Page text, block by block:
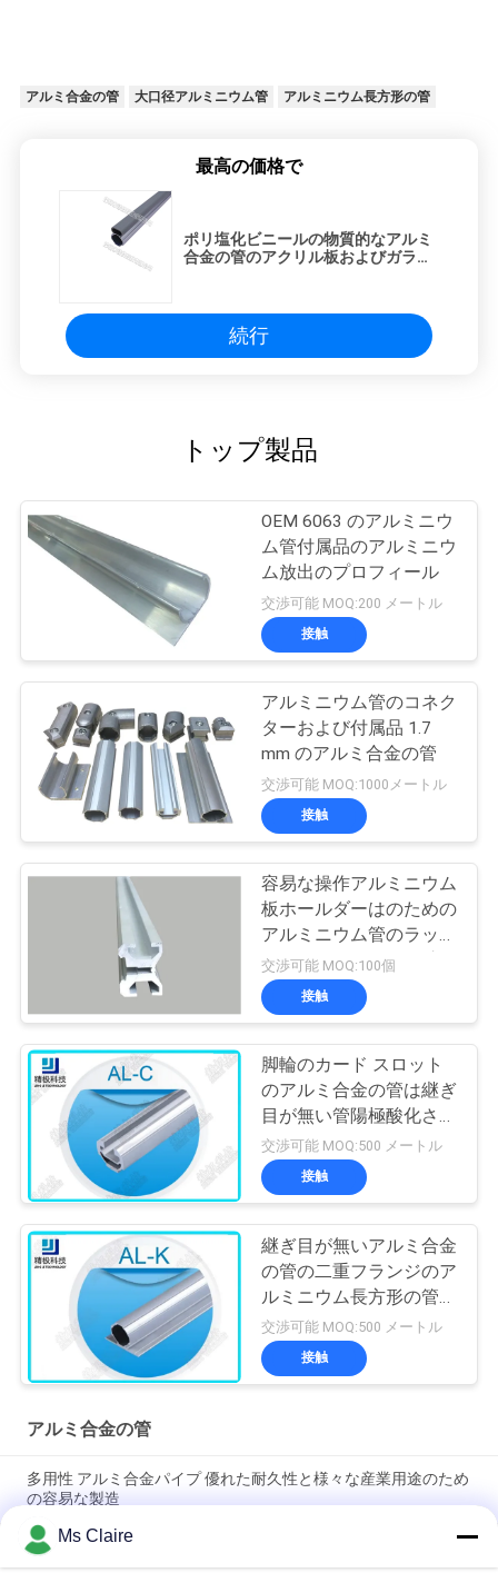
アルミ合金の管 大口径アルミニウム管 アルミニウム長方形の管
最高の価格で
ポリ塩化ビニールの物質的なアルミ
合金の管のアクリル板およびガラス
続行
トップ製品
OEM 6063 のアルミニウ
ム管付属品のアルミニウ
ム放出のプロフィール
交渉可能 MOQ:200 メートル
接触
アルミニウム管のコネク
ターおよび付属品 1.7
mm のアルミ合金の管
交渉可能 MOQ:1000メートル
接触
容易な操作アルミニウム
板ホールダーはのための
アルミニウム管のラッキ
ング システムを組み立
てます
交渉可能 MOQ:100個
接触
脚輪のカード スロット
のアルミ合金の管は継ぎ
目が無い管陽極酸化され
たAL-C突き出ました
交渉可能 MOQ:500 メートル
接触
継ぎ目が無いアルミ合金
の管の二重フランジのア
ルミニウム長方形の管
6063-T5
交渉可能 MOQ:500 メートル
接触
アルミ合金の管
多用性 アルミ合金パイプ 優れた耐久性と様々な産業用途のため
の容易な製造
銀色酸化アルミニウム合金パイプ - 6063-T5 構造用チューブ
（ワークベンチおよび倉庫ラック組み立て用）
Ms Claire